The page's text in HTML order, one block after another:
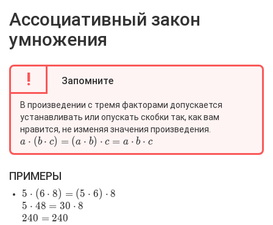
Ассоциативный закон
умножения
!
Запомните
В произведении с тремя факторами допускается
устанавливать или опускать скобки так, как вам
нравится, не изменяя значения произведения.
a\cdot
(b\cdot
(a\cdot
b)\cdot
c=a\cdot
b\cdot c
a ⋅ (b ⋅ c) = (a ⋅ b) ⋅ c = a ⋅ b ⋅ c
ПРИМЕРЫ
5\cdot(6\cdot8)=
(5\cdot6)\cdot8
5 ⋅ (6 ⋅ 8) = (5 ⋅ 6) ⋅ 8
5\cdot48=30\cdot8
5 ⋅ 48 = 30 ⋅ 8
240=240
240 = 240